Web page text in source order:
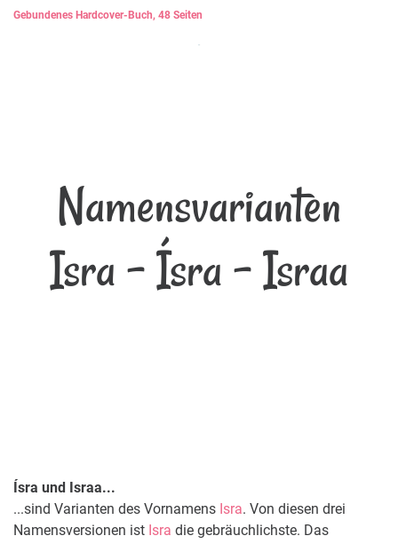
Gebundenes Hardcover-Buch, 48 Seiten
Namensvarianten
Isra - Ísra - Israa
Ísra und Israa...
...sind Varianten des Vornamens Isra. Von diesen drei
Namensversionen ist Isra die gebräuchlichste. Das